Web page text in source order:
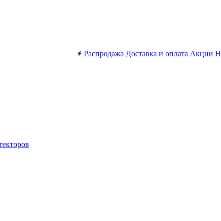
Распродажа Доставка и оплата Акции